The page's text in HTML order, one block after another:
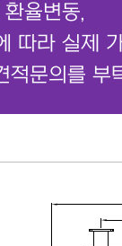
율변동,
따라 실제
문의를 부